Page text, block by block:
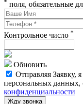
* поля, обязательные
Контрольное число *
Обновить
Отправляя Заявку,
персональных данных,
конфиденциальности
Жду звонка